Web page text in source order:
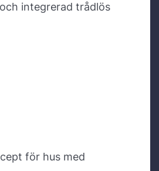
integrerad trådlös
för hus med